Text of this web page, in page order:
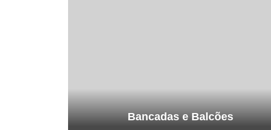
Bancadas e Balcões